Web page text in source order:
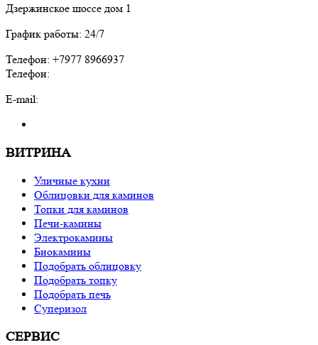
Дзержинское шоссе дом 1
График работы: 24/7
Телефон: +7977 8966937
Телефон:
E-mail:
ВИТРИНА
Уличные кухни
Облицовки для каминов
Топки для каминов
Печи-камины
Электрокамины
Биокамины
Подобрать облицовку
Подобрать топку
Подобрать печь
Суперизол
СЕРВИС